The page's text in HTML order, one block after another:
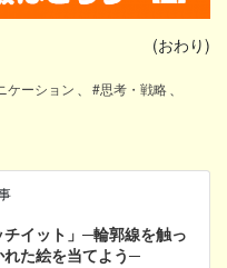
(おわり)
ケーション #思考・戦略
チイット」─輪郭線を触っ
れた絵を当てよう─